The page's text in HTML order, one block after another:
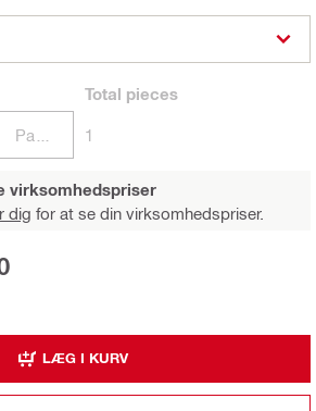
Total pieces
1
virksomhedspriser
dig for at se din virksomhedspriser.
LÆG I KURV